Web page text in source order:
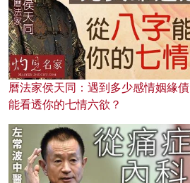
曆法家侯天同：遇到多少感情姻緣
能看透你的七情六欲？